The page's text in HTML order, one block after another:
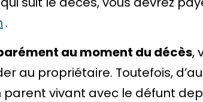
.
au moment du décès,
au propriétaire. Toutefois,
vivant avec le défunt